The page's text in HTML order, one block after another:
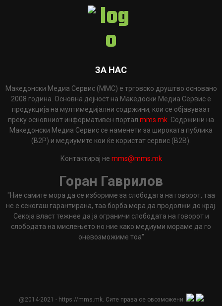
ЗА НАС
Македонски Медиа Сервис (ММС) е трговско друштво основано
2008 година. Основна дејност на Македоски Медиа Сервис е
продукција на мултимедијални содржини, кои се објавуваат
преку основниот информативен портал mms.mk . Содржини на
Македонски Медиа Сервис се наменети за широката публика
(B2P) и медиумите кои ќе користат сервис (B2B).
Контактирај не mms@mms.mk
Горан Гаврилов
"Ние самите мора да се избориме за слободата на говорот, таа
не е секогаш гарантирана, таа борба мора да продолжи до крај.
Секоја власт тежнее да ја ограничи слободата на говорот и
слободата на мислењето но ние како медиуми мораме да го
оневозможиме тоа"
@2014-2021 - https://mms.mk. Сите права се овозможени.